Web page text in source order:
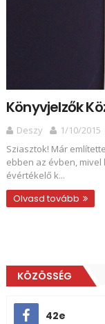
Könyvjelzők
Deszy
1/10/2015
Sziasztok! Már
ebben az évben,
évértékelő k...
Olvasd tovább
KÖZÖSSÉG
42e